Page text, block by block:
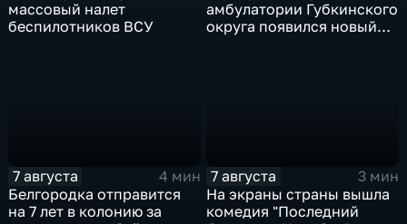
массовый налет
беспилотников ВСУ
амбулатории Губкинского
округа появился новый
7 августа
4 мин
Белгородка отправится
на 7 лет в колонию за
7 августа
3 мин
На экраны страны вышла
комедия "Последний